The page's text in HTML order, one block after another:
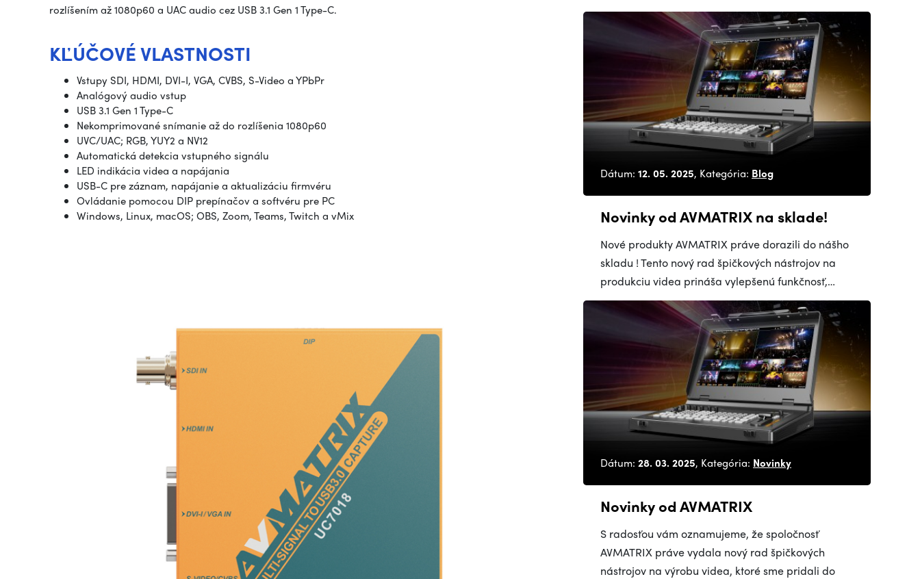
rozlíšením až 1080p60 a UAC audio cez USB 3.1 Gen 1 Type-C.
KĽÚČOVÉ VLASTNOSTI
Vstupy SDI, HDMI, DVI-I, VGA, CVBS, S-Video a YPbPr
Analógový audio vstup
USB 3.1 Gen 1 Type-C
Nekomprimované snímanie až do rozlíšenia 1080p60
UVC/UAC; RGB, YUY2 a NV12
Automatická detekcia vstupného signálu
LED indikácia videa a napájania
USB-C pre záznam, napájanie a aktualizáciu firmvéru
Ovládanie pomocou DIP prepínačov a softvéru pre PC
Windows, Linux, macOS; OBS, Zoom, Teams, Twitch a vMix
Dátum: 12. 05. 2025, Kategória: Blog
Novinky od AVMATRIX na sklade!
Nové produkty AVMATRIX práve dorazili do nášho
skladu ! Tento nový rad špičkových nástrojov na
produkciu videa prináša vylepšenú funkčnosť,…
Dátum: 28. 03. 2025, Kategória: Novinky
Novinky od AVMATRIX
S radosťou vám oznamujeme, že spoločnosť
AVMATRIX práve vydala nový rad špičkových
nástrojov na výrobu videa, ktoré sme pridali do